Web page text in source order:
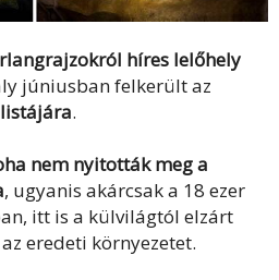
híres lelőhely
júniusban felkerült az
.
nem nyitották meg a
, ugyanis akárcsak a 18 ezer
itt is a külvilágtól elzárt
eredeti környezetet.